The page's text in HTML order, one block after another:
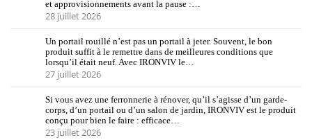
et approvisionnements avant la pause :…
28 juillet 2026
Un portail rouillé n’est pas un portail à jeter. Souvent, le bon
produit suffit à le remettre dans de meilleures conditions que
lorsqu’il était neuf. Avec IRONVIV le…
27 juillet 2026
Si vous avez une ferronnerie à rénover, qu’il s’agisse d’un garde-
corps, d’un portail ou d’un salon de jardin, IRONVIV est le produit
conçu pour bien le faire : efficace…
23 juillet 2026